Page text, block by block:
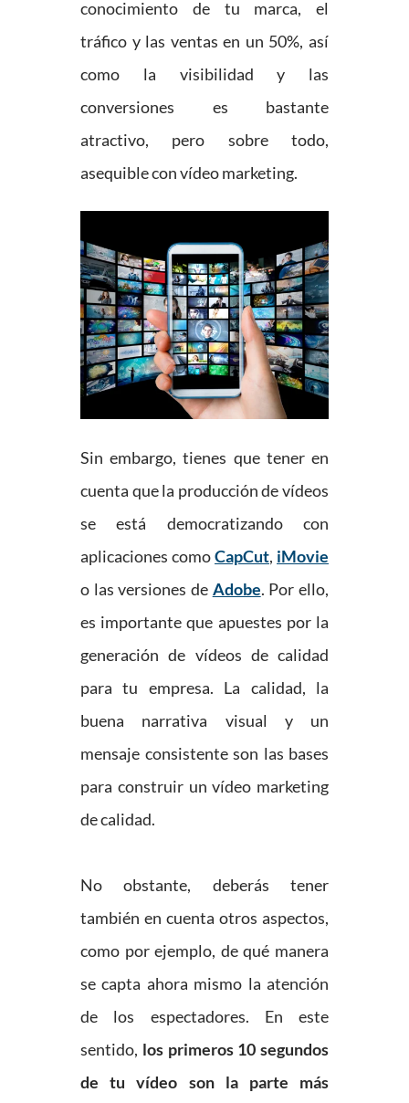
conocimiento de tu marca, el
tráfico y las ventas en un 50%, así
como la visibilidad y las
conversiones es bastante
atractivo, pero sobre todo,
asequible con vídeo marketing.
Sin embargo, tienes que tener en
cuenta que la producción de vídeos
se está democratizando con
aplicaciones comoCapCut, iMovie
o las versiones de Adobe. Por ello,
es importante que apuestes por la
generación de vídeos de calidad
para tu empresa. La calidad, la
buena narrativa visual y un
mensaje consistente son las bases
para construir un vídeo marketing
de calidad.
No obstante, deberás tener
también en cuenta otros aspectos,
como por ejemplo, de qué manera
se capta ahora mismo la atención
de los espectadores. En este
sentido, los primeros 10 segundos
de tu vídeo son la parte más